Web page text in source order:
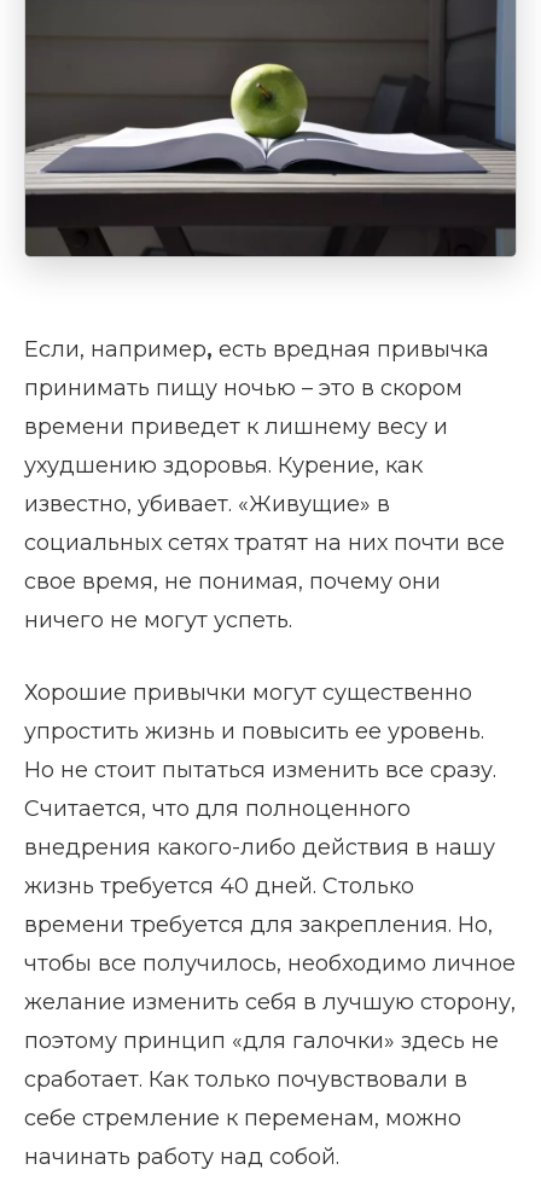
Если, например, есть вредная привычка
принимать пищу ночью – это в скором
времени приведет к лишнему весу и
ухудшению здоровья. Курение, как
известно, убивает. «Живущие» в
социальных сетях тратят на них почти все
свое время, не понимая, почему они
ничего не могут успеть.
Хорошие привычки могут существенно
упростить жизнь и повысить ее уровень.
Но не стоит пытаться изменить все сразу.
Считается, что для полноценного
внедрения какого-либо действия в нашу
жизнь требуется 40 дней. Столько
времени требуется для закрепления. Но,
чтобы все получилось, необходимо личное
желание изменить себя в лучшую сторону,
поэтому принцип «для галочки» здесь не
сработает. Как только почувствовали в
себе стремление к переменам, можно
начинать работу над собой.